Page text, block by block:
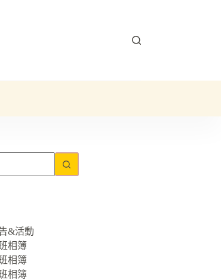
&活動
相簿
相簿
相簿